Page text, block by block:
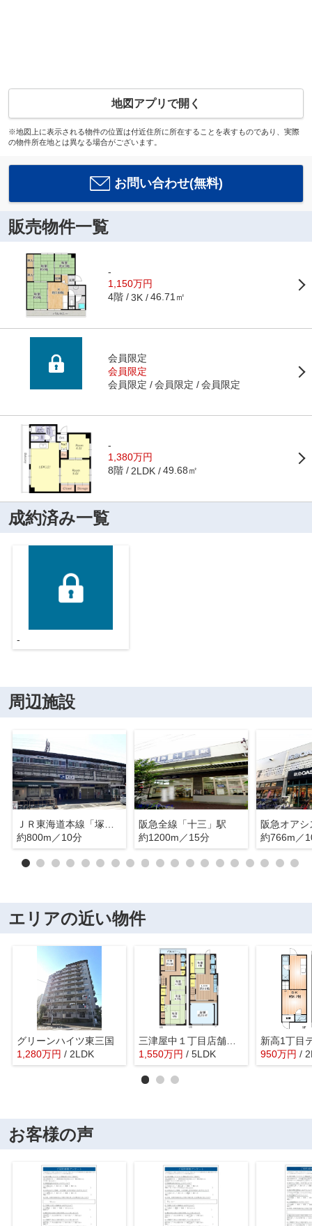
地図アプリで開く
※地図上に表示される物件の位置は付近住所に所在することを表すものであり、実際
の物件所在地とは異なる場合がございます。
お問い合わせ(無料)
販売物件一覧
-
1,150万円
4階 3K 46.71㎡
会員限定
会員限定
会員限定
会員限定 会員限定
-
1,380万円
8階 2LDK 49.68㎡
成約済み一覧
-
周辺施設
ＪＲ東海道本線「塚本」駅
約800m／10分
阪急全線「十三」駅
約1200m／15分
阪急オアシ
約766m／
エリアの近い物件
グリーンハイツ東三国
1,280万円 / 2LDK
三津屋中１丁目店舗付住宅
1,550万円 / 5LDK
新高1丁目
950万円 /
お客様の声